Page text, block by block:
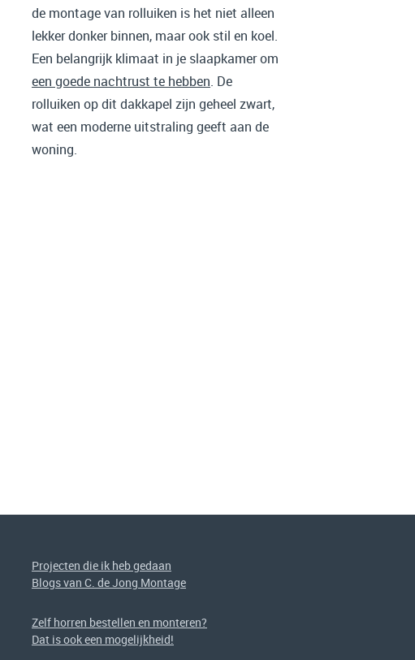
de montage van rolluiken is het niet alleen
lekker donker binnen, maar ook stil en koel.
Een belangrijk klimaat in je slaapkamer om
een goede nachtrust te hebben. De
rolluiken op dit dakkapel zijn geheel zwart,
wat een moderne uitstraling geeft aan de
woning.
Projecten die ik heb gedaan
Blogs van C. de Jong Montage
Zelf horren bestellen en monteren?
Dat is ook een mogelijkheid!